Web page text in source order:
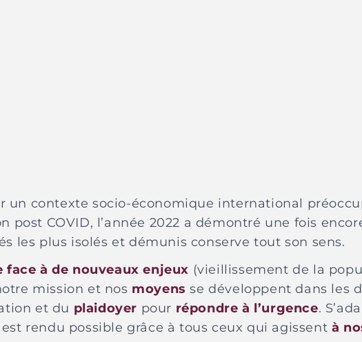
un contexte socio-économique international
post COVID, l’année 2022 a démontré une fois
les plus isolés et démunis conserve tout son sens.
face à de nouveaux enjeux (vieillissement de la
mission et nos moyens se développent dans les
et du plaidoyer pour répondre à l’urgence.
est rendu possible grâce à tous ceux qui agissent à